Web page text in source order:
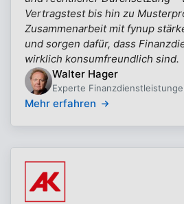
Vertragstest bis hin zu
Zusammenarbeit mit fynup
und sorgen dafür, dass
wirklich konsumfreundlich sind.
Walter Hager
Experte
Mehr erfahren